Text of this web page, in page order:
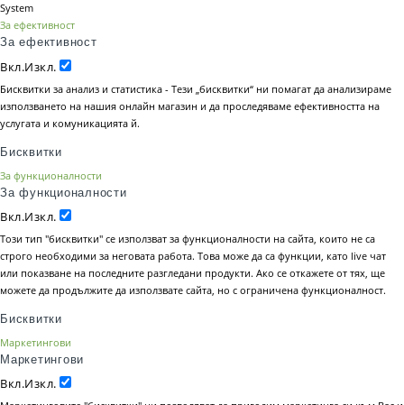
System
За ефективност
За ефективност
Вкл.Изкл.
Бисквитки за анализ и статистика - Тези „бисквитки“ ни помагат да анализираме
използването на нашия онлайн магазин и да проследяваме ефективността на
услугата и комуникацията й.
Бисквитки
За функционалности
За функционалности
Вкл.Изкл.
Този тип "бисквитки" се използват за функционалности на сайта, които не са
строго необходими за неговата работа. Това може да са функции, като live чат
или показване на последните разгледани продукти. Ако се откажете от тях, ще
можете да продължите да използвате сайта, но с ограничена функционалност.
Бисквитки
Маркетингови
Маркетингови
Вкл.Изкл.